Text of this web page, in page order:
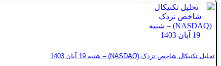
تحلیل تکنیکال شاخص نزدک (NASDAQ) – شنبه 19 آبان 1403